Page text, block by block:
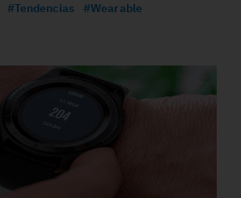
#Tendencias
#Wearable